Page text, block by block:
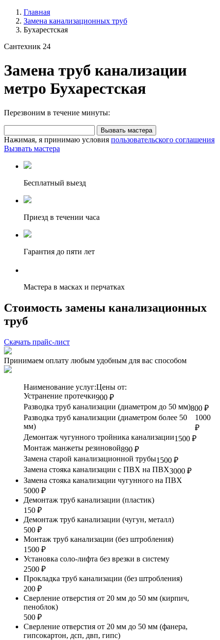
Главная
Замена канализационных труб
Бухарестская
Сантехник 24
Замена труб канализации
метро Бухарестская
Перезвоним в течение минуты:
Вызвать мастера
Нажимая, я принимаю условия пользовательского соглашения
Вызвать мастера
Бесплатный выезд
Приезд в течении часа
Гарантия до пяти лет
Мастера в масках и перчатках
Стоимость замены канализационных
труб
Скачать прайс-лист
Принимаем оплату любым удобным для вас способом
Наименование услуг:Цены от:
Устранение протечки900 ₽
Разводка труб канализации (диаметром до 50 мм)800 ₽
Разводка труб канализации (диаметром более 50
мм)
1000
₽
Демонтаж чугунного тройника канализации1500 ₽
Монтаж манжеты резиновой890 ₽
Замена старой канализационной трубы1500 ₽
Замена стояка канализации с ПВХ на ПВХ3000 ₽
Замена стояка канализации чугунного на ПВХ
5000 ₽
Демонтаж труб канализации (пластик)
150 ₽
Демонтаж труб канализации (чугун, металл)
500 ₽
Монтаж труб канализации (без штробления)
1500 ₽
Установка соло-лифта без врезки в систему
2500 ₽
Прокладка труб канализации (без штробления)
200 ₽
Сверление отверстия от 20 мм до 50 мм (кирпич,
пеноблок)
500 ₽
Сверление отверстия от 20 мм до 50 мм (фанера,
гипсокартон, дсп, двп, гипс)